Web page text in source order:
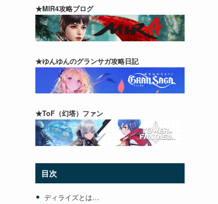
★MIR4攻略ブログ
★ゆんゆんのグランサガ攻略日記
★ToF（幻塔）ファン
目次
ディライズとは…